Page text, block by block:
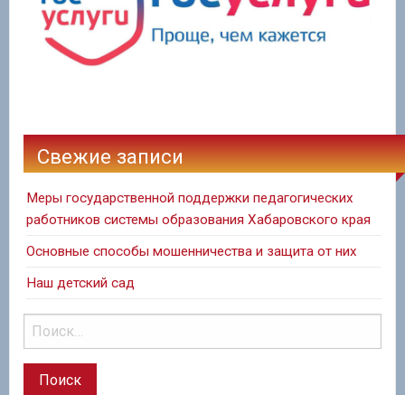
Свежие записи
Меры государственной поддержки педагогических
работников системы образования Хабаровского края
Основные способы мошенничества и защита от них
Наш детский сад